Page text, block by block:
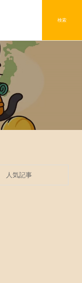
検索
人気記事